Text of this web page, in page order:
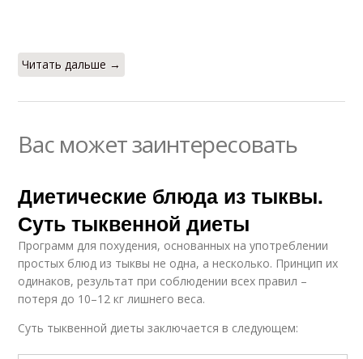
Читать дальше →
Вас может заинтересовать
Диетические блюда из тыквы.
Суть тыквенной диеты
Программ для похудения, основанных на употреблении
простых блюд из тыквы не одна, а несколько. Принцип их
одинаков, результат при соблюдении всех правил –
потеря до 10–12 кг лишнего веса.
Суть тыквенной диеты заключается в следующем: